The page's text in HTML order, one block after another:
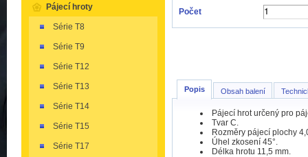
Počet
Popis Obsah balení
Pájecí hrot určený pro
Tvar C.
Rozměry pájecí plochy
Úhel zkosení 45°.
Délka hrotu 11,5 mm.
Pájecí hroty
Série T8
Série T9
Série T12
Série T13
Série T14
Série T15
Série T17